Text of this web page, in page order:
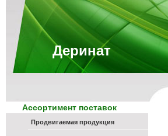
Деринат
Ассортимент поставок
Продвигаемая продукция